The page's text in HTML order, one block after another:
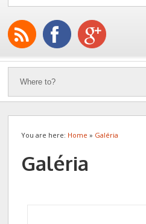
You are here: Home » Galéria
Galéria